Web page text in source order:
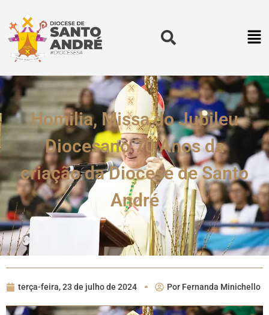
Homilia, Missa do Jubileu
Diocesano 70 Anos da
criação da Diocese de Santo
André
terça-feira, 23 de julho de 2024 Por Fernanda Minichello